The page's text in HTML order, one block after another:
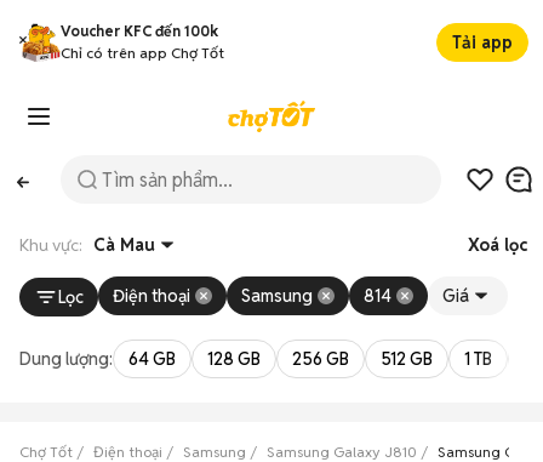
Voucher KFC đến 100k
Chỉ có trên app Chợ Tốt
Tải app
Khu vực: Cà Mau Xoá lọc
Lọc Điện thoại Samsung 814 Giá
Dung lượng: 64 GB 128 GB 256 GB 512 GB 1 TB
Chợ Tốt Điện thoại Samsung Samsung Galaxy J810 Samsung